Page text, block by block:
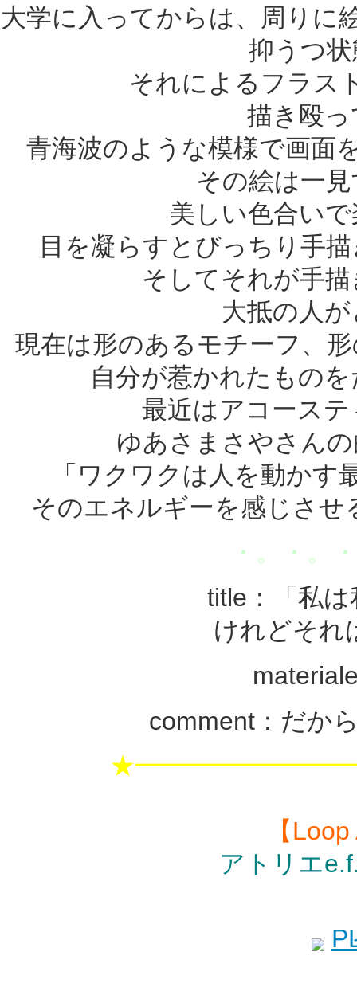
大学に入ってからは、周りに
抑うつ
それによるフラス
描き殴
青海波のような模様で画面
その絵は一
美しい色合い
目を凝らすとびっちり手
そしてそれが手
大抵の人
現在は形のあるモチーフ、
自分が惹かれたもの
最近はアコース
ゆあさまさやさん
「ワクワクは人を動か
そのエネルギーを感じさ
・。・。
title：「私
けれどそれ
comment：だか
【
アトリエ